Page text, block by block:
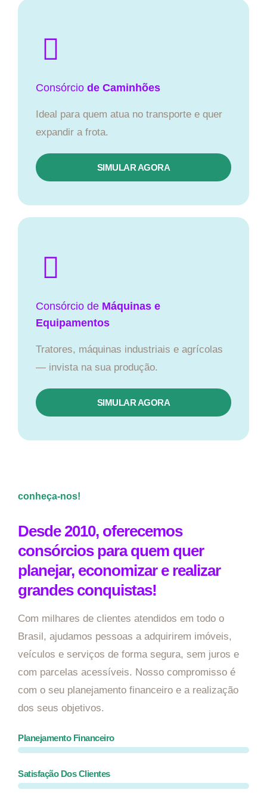
Consórcio de Caminhões
Ideal para quem atua no transporte e quer
expandir a frota.
SIMULAR AGORA
Consórcio de Máquinas e
Equipamentos
Tratores, máquinas industriais e agrícolas
— invista na sua produção.
SIMULAR AGORA
conheça-nos!
Desde 2010, oferecemos
consórcios para quem quer
planejar, economizar e realizar
grandes conquistas!
Com milhares de clientes atendidos em todo o
Brasil, ajudamos pessoas a adquirirem imóveis,
veículos e serviços de forma segura, sem juros e
com parcelas acessíveis. Nosso compromisso é
com o seu planejamento financeiro e a realização
dos seus objetivos.
Planejamento Financeiro
Satisfação Dos Clientes